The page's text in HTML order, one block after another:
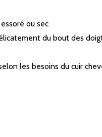
ou sec
du bout des
les besoins du cuir